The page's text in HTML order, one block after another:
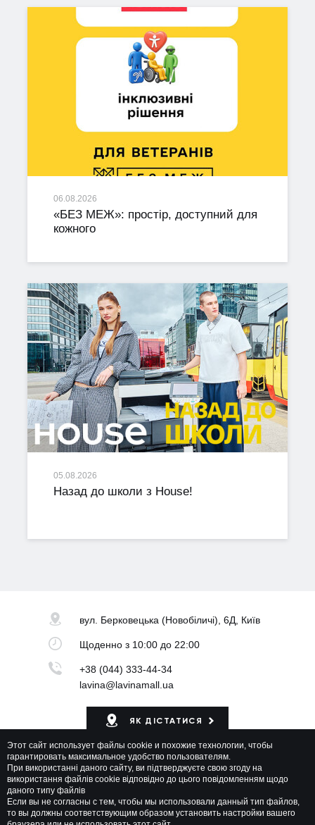
06.08.2026
«БЕЗ МЕЖ»: простір, доступний для
кожного
05.08.2026
Назад до школи з House!
вул. Берковецька(Новобіличі), 6Д, Київ
Щоденноз 10:00 до 22:00
+38 (044) 333-44-34
lavina@lavinamall.ua
ЯК ДІСТАТИСЯ
Мапа ТРЦ
Этот сайт использует файлы cookie и похожие технологии, чтобы
гарантировать максимальное удобство пользователям.
При використанні даного сайту, ви підтверджуєте свою згоду на
використання файлів cookie відповідно до цього повідомленням щодо
даного типу файлів
Если вы не согласны с тем, чтобы мы использовали данный тип файлов,
то вы должны соответствующим образом установить настройки вашего